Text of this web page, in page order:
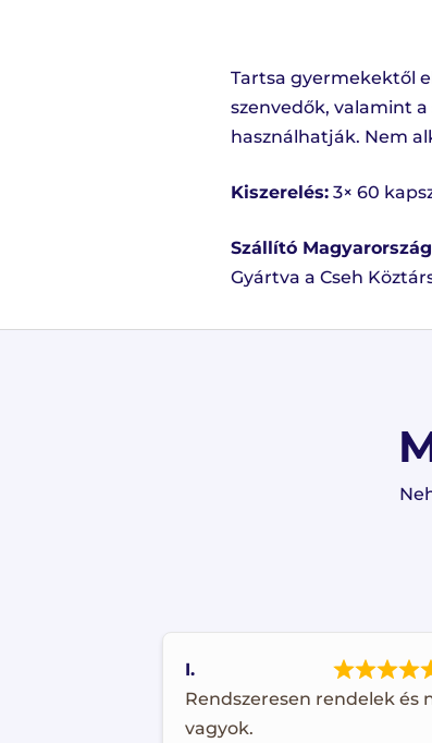
Tartsa gyermekektől
szenvedők, valamint
használhatják. Nem
Kiszerelés: 3× 60
Szállító
Gyártva a Cseh
Rendszeresen rendelek és
vagyok.
I.